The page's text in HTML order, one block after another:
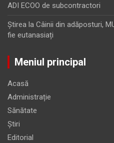
ADI ECOO de subcontractori
Ştirea la Câinii din adăposturi,
fie eutanasiați
Meniul principal
Acasă
Administrație
Sănătate
Știri
Editorial